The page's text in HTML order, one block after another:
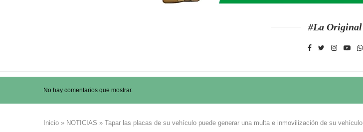
#La Original
No hay comentarios que mostrar.
Inicio » NOTICIAS » Tapar las placas de su vehículo puede generar una multa e inmovilización de su vehículo